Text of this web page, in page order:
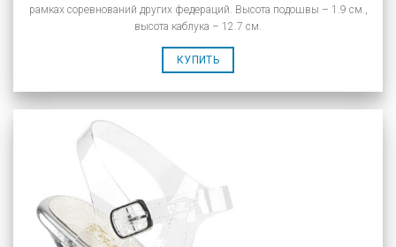
рамках соревнований других федераций. Высота подошвы – 1.9 см.,
высота каблука – 12.7 см.
КУПИТЬ